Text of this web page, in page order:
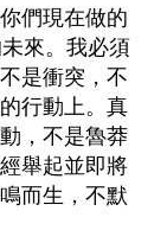
們現在做的
來。我必須
是衝突，不
行動上。真
，不是魯莽
舉起並即將
而生，不默